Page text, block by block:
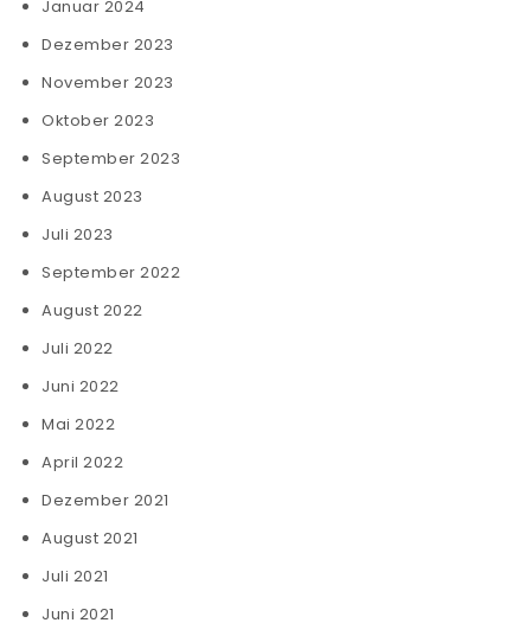
Januar 2024
Dezember 2023
November 2023
Oktober 2023
September 2023
August 2023
Juli 2023
September 2022
August 2022
Juli 2022
Juni 2022
Mai 2022
April 2022
Dezember 2021
August 2021
Juli 2021
Juni 2021